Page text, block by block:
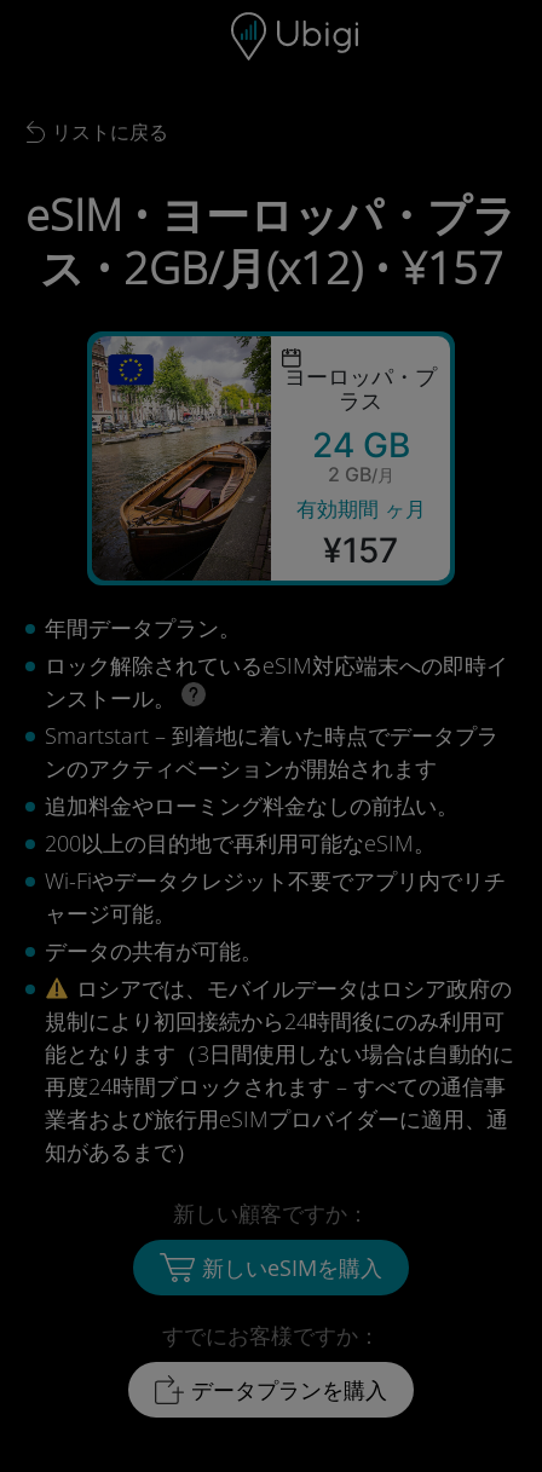
ナビゲーションバー フッター
Back to list
リストに戻る
eSIM • ヨーロッパ・プラ
ス • 2GB/月(x12) • ¥157
ヨーロッパ・プ
ラス
24 GB
2 GB/月
有効期間 ヶ月
¥157
年間データプラン。
ロック解除されているeSIM対応端末への即時イ
ンストール。
Smartstart – 到着地に着いた時点でデータプラ
ンのアクティベーションが開始されます
追加料金やローミング料金なしの前払い。
200以上の目的地で再利用可能なeSIM。
Wi-Fiやデータクレジット不要でアプリ内でリチ
ャージ可能。
データの共有が可能。
ロシアでは、モバイルデータはロシア政府の
規制により初回接続から24時間後にのみ利用可
能となります（3日間使用しない場合は自動的に
再度24時間ブロックされます – すべての通信事
業者および旅行用eSIMプロバイダーに適用、通
知があるまで）
すでにお客様ですか：
データプランを購入
新しい顧客ですか：
新しいeSIMを購入